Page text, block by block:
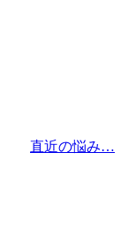
直近の悩み…